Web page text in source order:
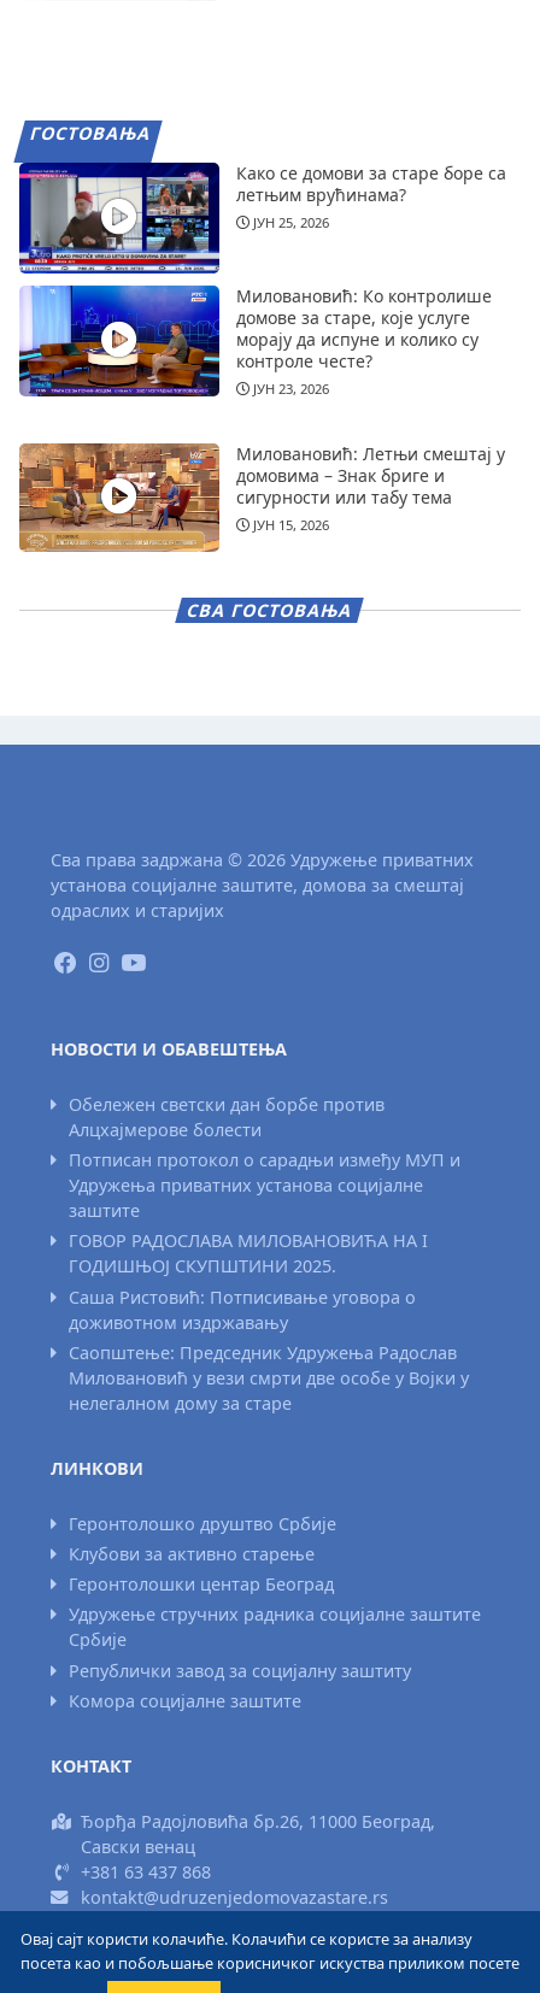
ГОСТОВАЊА
Како се домови за старе боре са
летњим врућинама?
ЈУН 25, 2026
Миловановић: Ко контролише
домове за старе, које услуге
морају да испуне и колико су
контроле честе?
ЈУН 23, 2026
Миловановић: Летњи смештај у
домовима – Знак бриге и
сигурности или табу тема
ЈУН 15, 2026
СВА ГОСТОВАЊА
Сва права задржана © 2026 Удружење приватних
установа социјалне заштите, домова за смештај
одраслих и старијих
НОВОСТИ И ОБАВЕШТЕЊА
Обележен светски дан борбе против
Алцхајмерове болести
Потписан протокол о сарадњи између МУП и
Удружења приватних установа социјалне
заштите
ГОВОР РАДОСЛАВА МИЛОВАНОВИЋА НА I
ГОДИШЊОЈ СКУПШТИНИ 2025.
Саша Ристовић: Потписивање уговора о
доживотном издржавању
Саопштење: Председник Удружења Радослав
Миловановић у вези смрти две особе у Војки у
нелегалном дому за старе
ЛИНКОВИ
Геронтолошко друштво Србије
Клубови за активно старење
Геронтолошки центар Београд
Удружење стручних радника социјалне заштите
Србије
Републички завод за социјалну заштиту
Комора социјалне заштите
КОНТАКТ
Ђорђа Радојловића бр.26, 11000 Београд,
Савски венац
+381 63 437 868
kontakt@udruzenjedomovazastare.rs
Израда сајта www.areadizajn.com
Овај сајт користи колачиће. Колачићи се користе за анализу
посета као и побољшање корисничког искуства приликом посете